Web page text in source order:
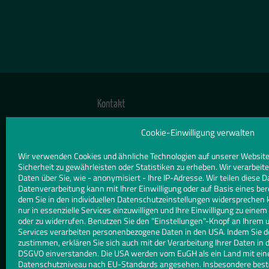
Cookie-Einwilligung verwalten
Wir verwenden Cookies und ähnliche Technologien auf unserer
Sicherheit zu gewährleisten oder Statistiken zu erheben. Wir
Daten über Sie, wie - anonymisiert - Ihre IP-Adresse. Wir teilen diese
Datenverarbeitung kann mit Ihrer Einwilligung oder auf Basis eines
dem Sie in den individuellen Datenschutzeinstellungen widersprechen
nur in essenzielle Services einzuwilligen und Ihre Einwilligung zu
oder zu widerrufen. Benutzen Sie den "Einstellungen"-Knopf an Ihrem
Services verarbeiten personenbezogene Daten in den USA. Indem Sie
zustimmen, erklären Sie sich auch mit der Verarbeitung Ihrer Daten in
DSGVO einverstanden. Die USA werden vom EuGH als ein Land mit
Datenschutzniveau nach EU-Standards angesehen. Insbesondere
Kontakt
TELEFON
E-MAIL
info@glasbauganser.de
WEBSITE
www.glasbauganser.de